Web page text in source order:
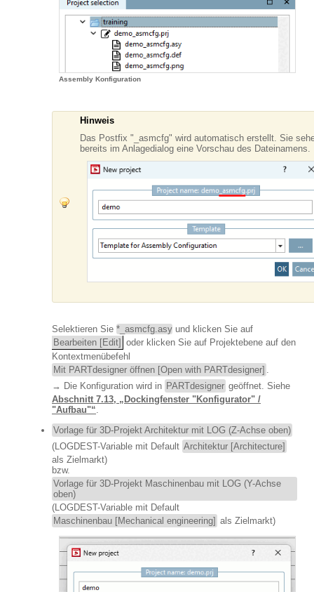
Assembly Konfiguration
Hinweis
Das Postfix "_asmcfg" wird automatisch erstellt. Sie
bereits im Anlagedialog eine Vorschau des Dateinamens.
Selektieren Sie *_asmcfg.asy und klicken Sie auf
Bearbeiten [Edit] oder klicken Sie auf Projektebene auf den
Kontextmenübefehl
Mit PARTdesigner öffnen [Open with PARTdesigner]
→ Die Konfiguration wird in PARTdesigner geöffnet. Siehe
Abschnitt 7.13, „Dockingfenster "Konfigurator" /
"Aufbau"“
Vorlage für 3D-Projekt Architektur mit LOG (Z-Achse oben)
(LOGDEST-Variable mit Default Architektur [Architecture]
als Zielmarkt)
bzw.
Vorlage für 3D-Projekt Maschinenbau mit LOG (Y-Achse
oben)
(LOGDEST-Variable mit Default
Maschinenbau [Mechanical engineering] als Zielmarkt)